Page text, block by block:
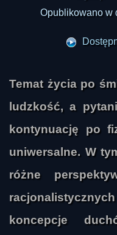
Opublikowano w
Temat życia po
ludzkość, a
kontynuację po
uniwersalne. W
różne
koncepcje